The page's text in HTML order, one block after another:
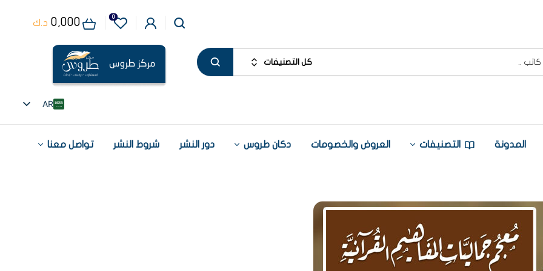
كل التصنيفات
0
0,000 د.ك
AR
EN
المدونة التصنيفات العروض والخصومات دكان طروس دور النشر شروط النشر تواصل معنا